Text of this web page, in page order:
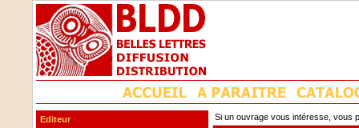
Editeur
Si un ouvrage vous intéresse, vous